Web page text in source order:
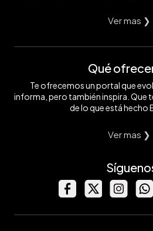
Ver mas ❯
Qué
Te ofrecemos un portal que
informa, pero también inspira. Que
de lo que está hecho
Ver mas ❯